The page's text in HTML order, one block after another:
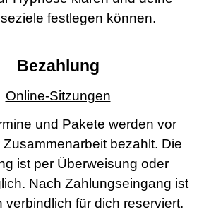
festlegen können.
Bezahlung
Online-Sitzungen
und Pakete werden vor
bezahlt. Die
ist per Überweisung oder
Nach Zahlungseingang ist
verbindlich für dich reserviert.